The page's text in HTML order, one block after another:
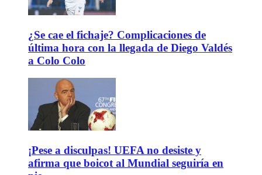
¿Se cae el fichaje? Complicaciones de
última hora con la llegada de Diego Valdés
a Colo Colo
¡Pese a disculpas! UEFA no desiste y
afirma que boicot al Mundial seguiría en